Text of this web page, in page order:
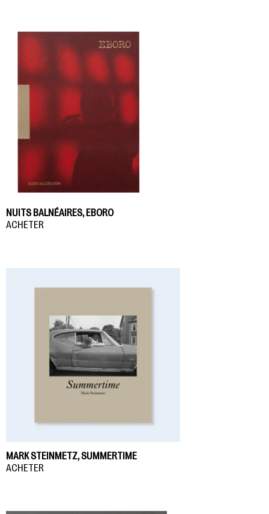
NUITS BALNÉAIRES, EBORO
ACHETER
MARK STEINMETZ, SUMMERTIME
ACHETER